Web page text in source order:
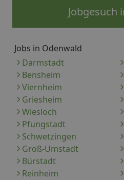
Jobgesuch
Jobs in Odenwald
Darmstadt
Bensheim
Viernheim
Griesheim
Wiesloch
Pfungstadt
Schwetzingen
Groß-Umstadt
Bürstadt
Reinheim